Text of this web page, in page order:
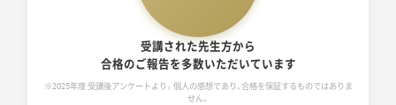
受講された先生方から
合格のご報告を多数いただいています
※2025年度 受講後アンケートより。個人の感想であり、合格を保証するものではありま
せん。